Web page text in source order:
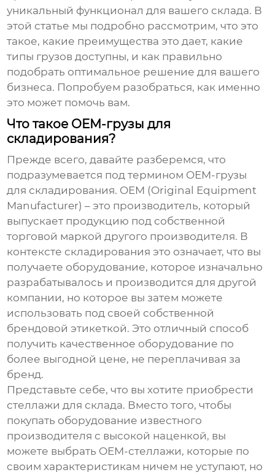
уникальный функционал для вашего склада. В
этой статье мы подробно рассмотрим, что это
такое, какие преимущества это дает, какие
типы грузов доступны, и как правильно
подобрать оптимальное решение для вашего
бизнеса. Попробуем разобраться, как именно
это может помочь вам.
Что такое OEM-грузы для
складирования?
Прежде всего, давайте разберемся, что
подразумевается под термином OEM-грузы
для складирования. OEM (Original Equipment
Manufacturer) – это производитель, который
выпускает продукцию под собственной
торговой маркой другого производителя. В
контексте складирования это означает, что вы
получаете оборудование, которое изначально
разрабатывалось и производится для другой
компании, но которое вы затем можете
использовать под своей собственной
брендовой этикеткой. Это отличный способ
получить качественное оборудование по
более выгодной цене, не переплачивая за
бренд.
Представьте себе, что вы хотите приобрести
стеллажи для склада. Вместо того, чтобы
покупать оборудование известного
производителя с высокой наценкой, вы
можете выбрать OEM-стеллажи, которые по
своим характеристикам ничем не уступают, но